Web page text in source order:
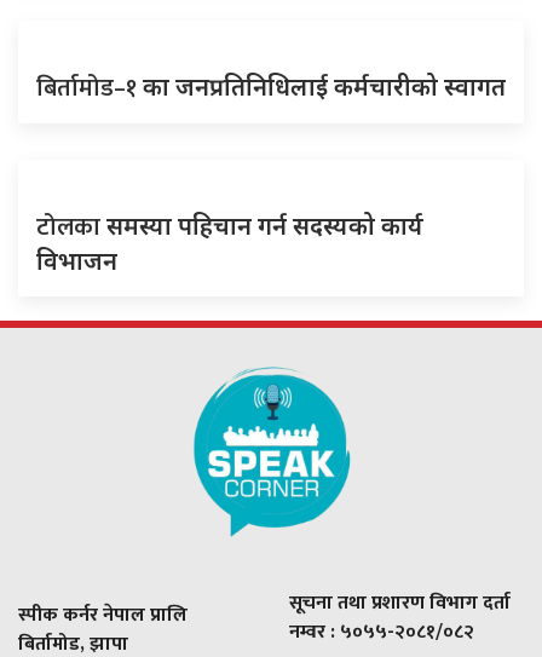
बिर्तामोड–१का जनप्रतिनिधिलाई कर्मचारीको स्वागत
टोलकासमस्या पहिचान गर्न सदस्यको कार्य
विभाजन
स्पीक कर्नर नेपाल प्रालि
बिर्तामोड, झापा
सूचना तथा प्रशारण विभाग दर्ता
नम्वर : ५०५५-२०८१/०८२